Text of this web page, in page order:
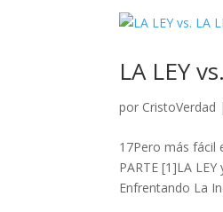
LA LEY
por CristoVerdad |
17Pero más fácil
PARTE [1]LA
Enfrentando La